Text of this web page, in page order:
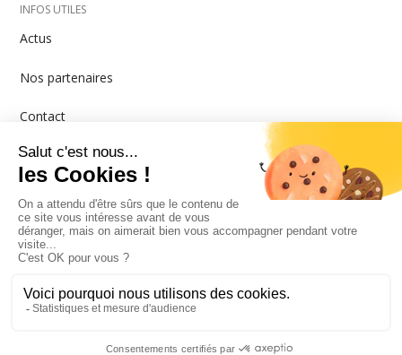
INFOS UTILES
Actus
Nos partenaires
Contact
MISTRAL GAGNANT - Rue de la Colonne 1A - 1080
Bruxelles
info@mistralgagnant.be
N° compte BE42 2100 4260 2654
N° entreprise 0447059934
Wanaly